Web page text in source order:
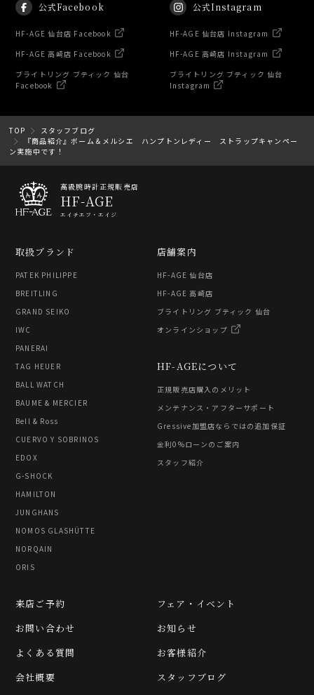
公式Facebook
HF-AGE 仙台店 Facebook
HF-AGE 高崎店 Facebook
ブライトリング ブティック 仙台
Facebook
公式Instagram
HF-AGE 仙台店 Instagram
HF-AGE 高崎店 Instagram
ブライトリング ブティック 仙台
Instagram
TOP
スタッフブログ
『商品紹介』ボーム＆メルシエ ハンプトンレディー ストラップキャンペー
ン実施中です！
高級腕時計正規販売店
HF-AGE
エイチエフ・エイジ
取扱ブランド
PATEK PHILIPPE
BREITLING
GRAND SEIKO
IWC
PANERAI
TAG HEUER
BALL WATCH
BAUME & MERCIER
Bell & Ross
CUERVO Y SOBRINOS
EDOX
G-SHOCK
HAMILTON
JUNGHANS
NOMOS GLASHÜTTE
NORQAIN
ORIS
HF-AGEについて
正規販売店購入のメリット
メンテナンス・アフターサポート
Gressive加盟店ならではの追加保証
金利0%ローンのご案内
スタッフ紹介
店舗案内
HF-AGE 仙台店
HF-AGE 高崎店
ブライトリング ブティック 仙台
オンラインショップ
フェア・イベント
お知らせ
お客様紹介
スタッフブログ
来店ご予約
お問い合わせ
よくある質問
会社概要